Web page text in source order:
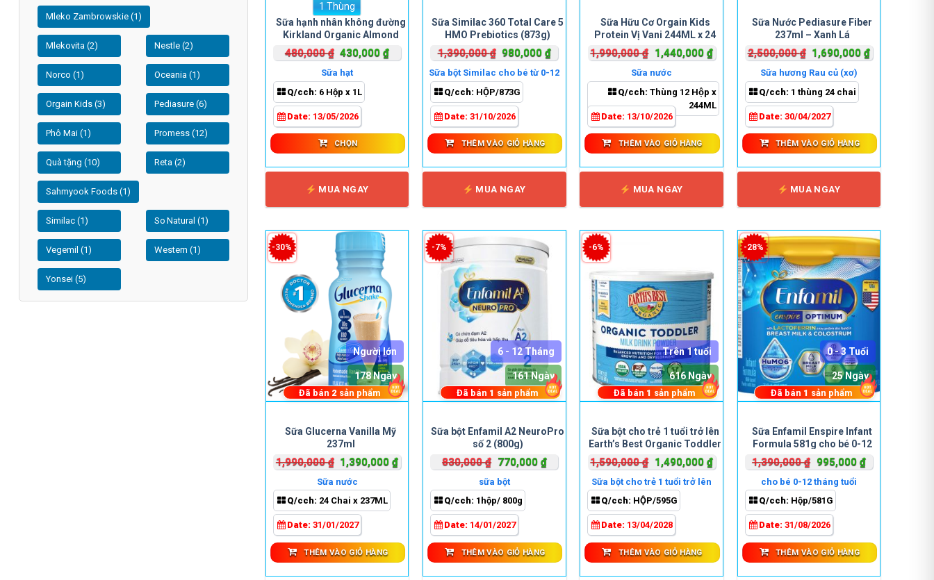
Mleko Zambrowskie (1)
Mlekovita (2) Nestle (2)
Norco (1) Oceania (1)
Orgain Kids (3) Pediasure (6)
Phô Mai (1) Promess (12)
Quà tặng (10) Reta (2)
Sahmyook Foods (1)
Similac (1) So Natural (1)
Vegemil (1) Western (1)
Yonsei (5)
1 Thùng
Sữa hạnh nhân không đường
Kirkland Organic Almond
946ml
480,000₫ Giá
gốc
là:
480,000 ₫.
430,000₫Giá
430,000 ₫.
Sữa hạt
Q/cch: 6 Hộp x 1L
Date: 13/05/2026
CHỌN
Sản
phẩm
này
có
nhiều
biến
thể.
Các
tùy
chọn
có
trên
sản
phẩm
MUA NGAY
Sữa Similac 360 Total Care 5
HMO Prebiotics (873g)
1,390,000₫ Giá
gốc
là:
1,390,000 ₫.
980,000₫Giá
hiện
980,000 ₫.
Sữa bột Similac cho bé từ 0-12
tháng
Q/cch: HỘP/873G
Date:31/10/2026
THÊM VÀO GIỎ HÀNG
MUA NGAY
Sữa Hữu Cơ Orgain Kids
Protein Vị Vani 244ML x 24
Hộp
1,990,000₫ Giá
gốc
là:
1,990,000 ₫.
1,440,000 ₫Giá
tại
là:
1,440,000 ₫.
Sữa nước
Q/cch: Thùng 12 Hộp x
244ML
Date: 13/10/2026
THÊM VÀO GIỎ HÀNG
MUA NGAY
Sữa Nước Pediasure Fiber
237ml – Xanh Lá
2,500,000₫ Giá
gốc
là:
2,500,000 ₫.
1,690,000₫Giá
Sữa hương Rau củ (xơ)
Q/cch: 1 thùng 24 chai
Date: 30/04/2027
THÊM VÀO GIỎ HÀNG
MUA NGAY
-30%
Sữa Glucerna Vanilla Mỹ
237ml
1,990,000₫ Giá
gốc
là:
1,990,000 ₫.
1,390,000₫Giá
1,390,000 ₫.
Sữa nước
Q/cch: 24 Chai x 237ML
Date: 31/01/2027
Người lớn
178 Ngày
Đã bán 2 sản phẩm
THÊM VÀO GIỎ HÀNG
-7%
Sữa bột Enfamil A2 NeuroPro
số 2 (800g)
830,000₫ Giá
gốc
là:
830,000 ₫.
770,000 ₫Giá
770,000 ₫.
sữa bột
Q/cch: 1hộp/ 800g
Date: 14/01/2027
6 - 12 Tháng
161 Ngày
Đã bán 1 sản phẩm
THÊM VÀO GIỎ HÀNG
-6%
Sữa bột cho trẻ 1 tuổi trở lên
Earth’s Best Organic Toddler
Milk Drink Powder 595g
1,590,000₫ Giá
gốc
là:
1,590,000 ₫.
1,490,000 ₫Giá
1,490,000 ₫.
Sữa bột cho trẻ 1 tuổi trở lên
Q/cch: HỘP/595G
Date: 13/04/2028
Trên 1 tuổi
616 Ngày
Đã bán 1 sản phẩm
THÊM VÀO GIỎ HÀNG
-28%
Sữa Enfamil Enspire Infant
Formula 581g cho bé 0-12
tháng tuổi
1,390,000₫ Giá
gốc
là:
1,390,000 ₫.
995,000 ₫Giá
cho bé 0-12 tháng tuổi
Q/cch: Hộp/581G
Date: 31/08/2026
0 - 3 Tuổi
25 Ngày
Đã bán 1 sản phẩm
THÊM VÀO GIỎ HÀNG